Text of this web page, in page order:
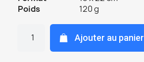
Poids
120 g
Ajouter au panier